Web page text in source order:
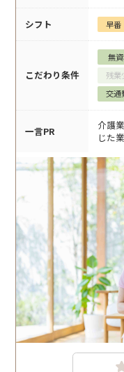
シフト 早番
こだわり条件
無
残業
交通
一言PR
介護
じた